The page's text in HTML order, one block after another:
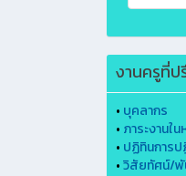
งานครูที่ป
• บุคลากร
• ภาระงานใ
• ปฏิทินการ
•วิสัยทัศน์/พั